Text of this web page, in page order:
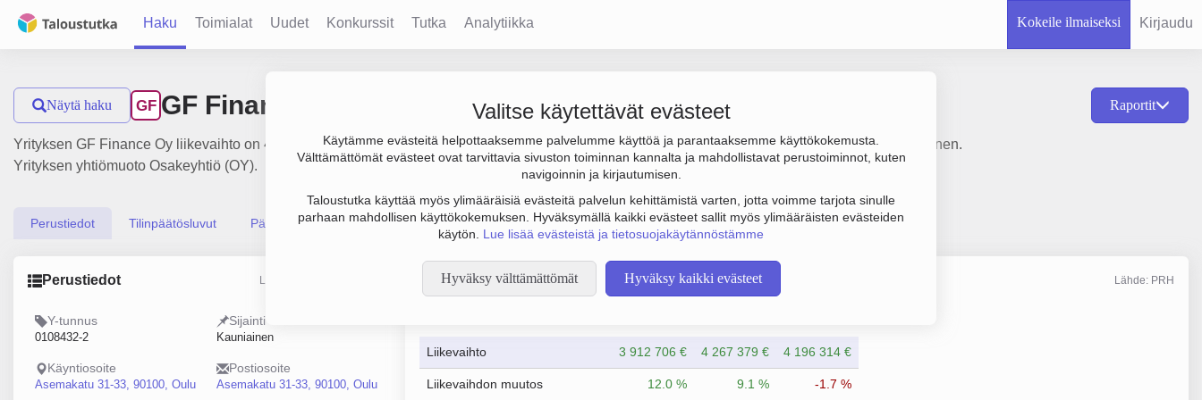
Haku Toimialat Uudet Konkurssit Tutka Analytiikka Kokeile ilmaiseksi Kirjaudu
Valitse käytettävät evästeet
Käytämme evästeitä helpottaaksemme palvelumme käyttöä ja parantaaksemme käyttökokemusta.
Välttämättömät evästeet ovat tarvittavia sivuston toiminnan kannalta ja mahdollistavat perustoiminnot, kuten
navigoinnin ja kirjautumisen.
Taloustutka käyttää myös ylimääräisiä evästeitä palvelun kehittämistä varten, jotta voimme tarjota sinulle
parhaan mahdollisen käyttökokemuksen. Hyväksymällä kaikki evästeet sallit myös ylimääräisten evästeiden
käytön. Lue lisää evästeistä ja tietosuojakäytännöstämme
Hyväksy välttämättömät Hyväksy kaikki evästeet
Näytä haku GF GF Finance Oy Raportit
Yrityksen GF Finance Oy liikevaihto on 4.2 milj. € ja tulos 363 000 €. Sen päätoimiala on Ruokaravintolat, perustamisvuosi 1978 ja sijainti Kauniainen.
Yrityksen yhtiömuoto Osakeyhtiö (OY).
Perustiedot Tilinpäätösluvut Päättäjätiedot
Perustiedot Lähde: YTJ, PRH, Traficom
Y-tunnus
0108432-2
Sijainti
Kauniainen
Käyntiosoite
Asemakatu 31-33, 90100, Oulu
Postiosoite
Asemakatu 31-33, 90100, Oulu
Taloustiedot Lähde: PRH
Liikevaihto 3 912 706 € 4 267 379 € 4 196 314 €
Liikevaihdon muutos 12.0 % 9.1 % -1.7 %